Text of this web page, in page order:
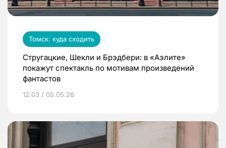
Томск: куда сходить
Стругацкие, Шекли и Брэдбери: в «Аэлите»
покажут спектакль по мотивам произведений
фантастов
12:03 / 05.05.26